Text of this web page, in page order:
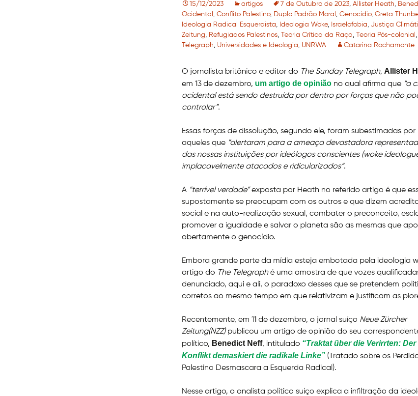
15/12/2023 artigos 7 de Outubro de 2023, Allister Heath,
Ocidental , Conflito Palestino, Duplo Padrão Moral , Genocídio, Greta
Ideologia Radical Esquerdista, Ideologia Woke, Israelofobia, Justiça
Zeitung, Refugiados Palestinos, Teoria Crítica da Raça, Teoria Pós-colonial ,
Telegraph, Universidades e Ideologia, UNRWA Catarina Rochamonte
O jornalista britânico e editor do The Sunday Telegraph, Allister
em 13 de dezembro, um artigo de opinião no qual afirma que “a
ocidental está sendo destruída por dentro por forças que não
controlar”.
Essas forças de dissolução, segundo ele, foram subestimadas
aqueles que “alertaram para a ameaça devastadora
das nossas instituições por ideólogos conscientes (woke
implacavelmente atacados e ridicularizados”.
A “terrível verdade”exposta por Heath no referido artigo é que
supostamente se preocupam com os outros e que dizem
social e na auto-realização sexual, combater o preconceito,
promover a igualdade e salvar o planeta são as mesmas que
abertamente o genocídio.
Embora grande parte da mídia esteja embotada pela ideologia
artigo do The Telegraphé uma amostra de que vozes
denunciado, aqui e ali, o paradoxo desses que se pretendem
corretos ao mesmo tempo em que relativizam e justificam as
Recentemente, em 11 de dezembro, o jornal suíço Neue Zürcher
Zeitung(NZZ)publicou um artigo de opinião do seu
político, Benedict Neff, intitulado “Traktat über die Verirrten:
Konflikt demaskiert die radikale Linke” (Tratado sobre os
Palestino Desmascara a Esquerda Radical).
Nesse artigo, o analista político suíço explica a infiltração da